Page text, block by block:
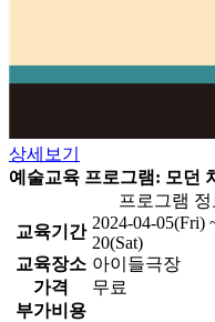
상세보기
예술교육 프로그램: 모던
프로그램 정
교육기간 2024-04-05(Fri)
20(Sat)
교육장소 아이들극장
가격
무료
부가비용